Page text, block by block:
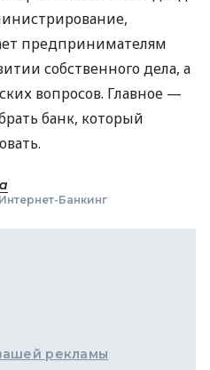
предпринимателям
собственного дела, а
вопросов. Главное —
банк, который
Интернет-Банкинг
рекламы